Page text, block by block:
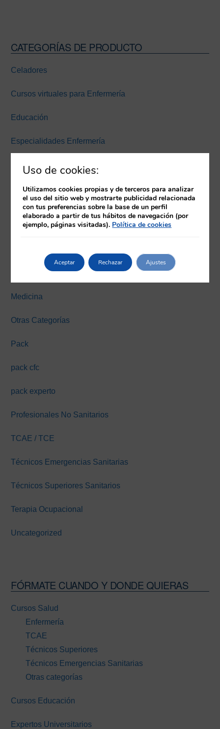
Barra
lateral
CATEGORÍAS DE PRODUCTO
Celadores
Cursos virtuales para Enfermería
Educación
Especialidades Enfermería
Experiencia inmersiva
Expertos Enfermería Universidad Europea Miguel de
Cervantes
Farmacia
Máster y Expertos Online
Medicina
Otras Categorías
Pack
pack cfc
pack experto
Profesionales No Sanitarios
TCAE / TCE
Técnicos Emergencias Sanitarias
Técnicos Superiores Sanitarios
Terapia Ocupacional
Uncategorized
FÓRMATE CUANDO Y DONDE QUIERAS
Cursos Salud
Enfermería
TCAE
Técnicos Superiores
Técnicos Emergencias Sanitarias
Otras categorías
Cursos Educación
Expertos Universitarios
Uso de cookies:
Utilizamos cookies propias y de terceros para analizar
el uso del sitio web y mostrarte publicidad relacionada
con tus preferencias sobre la base de un perfil
elaborado a partir de tus hábitos de navegación (por
ejemplo, páginas visitadas). Política de cookies
Aceptar Rechazar Ajustes